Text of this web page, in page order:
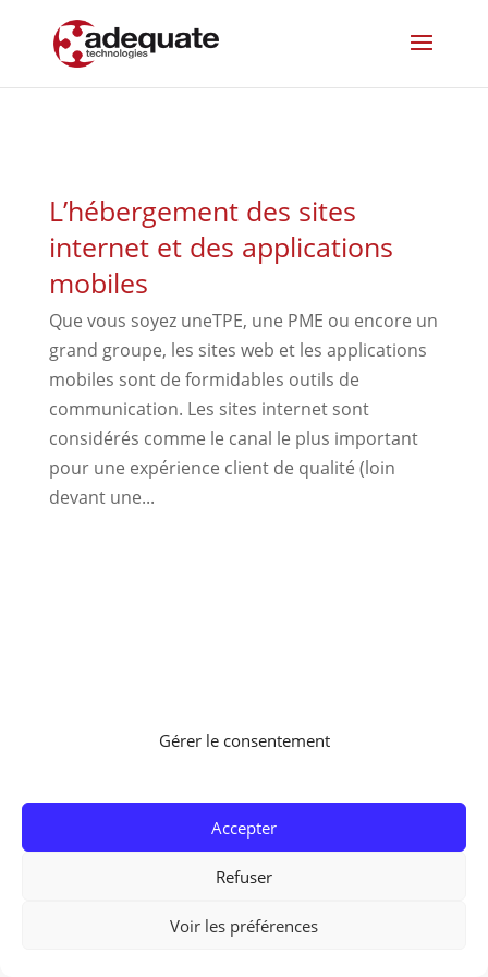
Gérer le consentement
Accepter
Refuser
Voir les préférences
L’hébergement des sites
internet et des applications
mobiles
Que vous soyez uneTPE, une PME ou encore un
grand groupe, les sites web et les applications
mobiles sont de formidables outils de
communication. Les sites internet sont
considérés comme le canal le plus important
pour une expérience client de qualité (loin
devant une...
78740 EVECQUEMONT -
Mentions légales
Politique de Cookies (UE)